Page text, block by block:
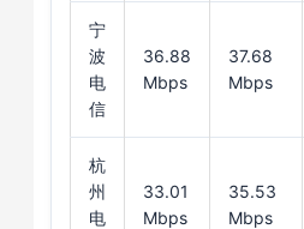
宁
波
电
信
36.88
Mbps
37.68
Mbps
杭
州
电
33.01
Mbps
35.53
Mbps